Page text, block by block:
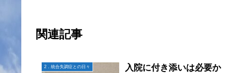
関連記事
2．統合失調症との日々 入院に付き添いは必要か